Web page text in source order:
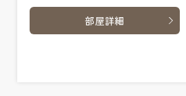
部屋詳細